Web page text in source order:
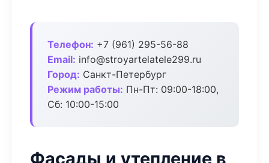
Телефон: +7 (961) 295-56-88
Email: info@stroyartelatele299.ru
Город: Санкт-Петербург
Режим работы: Пн-Пт: 09:00-18:00,
Сб: 10:00-15:00
Фасады и утепление в